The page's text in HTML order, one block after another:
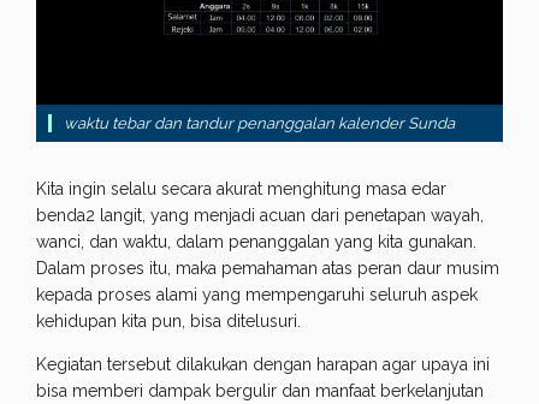
waktu tebar dan tandur penanggalan kalender Sunda
Kita ingin selalu secara akurat menghitung masa edar
benda2 langit, yang menjadi acuan dari penetapan wayah,
wanci, dan waktu, dalam penanggalan yang kita gunakan.
Dalam proses itu, maka pemahaman atas peran daur musim
kepada proses alami yang mempengaruhi seluruh aspek
kehidupan kita pun, bisa ditelusuri.
Kegiatan tersebut dilakukan dengan harapan agar upaya ini
bisa memberi dampak bergulir dan manfaat berkelanjutan